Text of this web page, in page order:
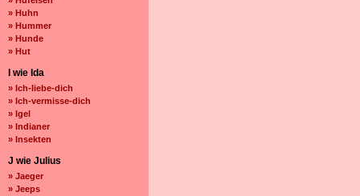
» Huhn
» Hummer
» Hunde
» Hut
I wie Ida
» Ich-liebe-dich
» Ich-vermisse-dich
» Igel
» Indianer
» Insekten
J wie Julius
» Jaeger
» Jeeps